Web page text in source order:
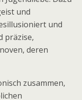
und
und
präzise,
deren
zusammen,